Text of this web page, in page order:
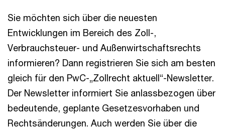
Sie möchten sich über die neuesten
Entwicklungen im Bereich des Zoll-,
Verbrauchsteuer- und Außenwirtschaftsrechts
informieren? Dann registrieren Sie sich am besten
gleich für den PwC-„Zollrecht aktuell“-Newsletter.
Der Newsletter informiert Sie anlassbezogen über
bedeutende, geplante Gesetzesvorhaben und
Rechtsänderungen. Auch werden Sie über die